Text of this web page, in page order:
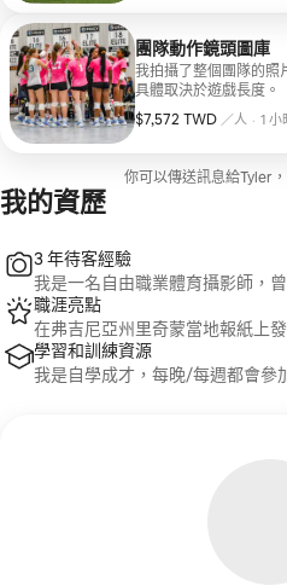
團隊動作鏡頭圖庫
我拍攝了整個團隊的照
具體取決於遊戲長度。
$7,572 TWD ／人
每人 $7,572 TWD
、 · 1 小
你可以傳送訊息給Tyler
我的資歷
3 年待客經驗
我是一名自由職業體育攝影師，
職涯亮點
在弗吉尼亞州里奇蒙當地報紙上
學習和訓練資源
我是自學成才，每晚/每週都會參